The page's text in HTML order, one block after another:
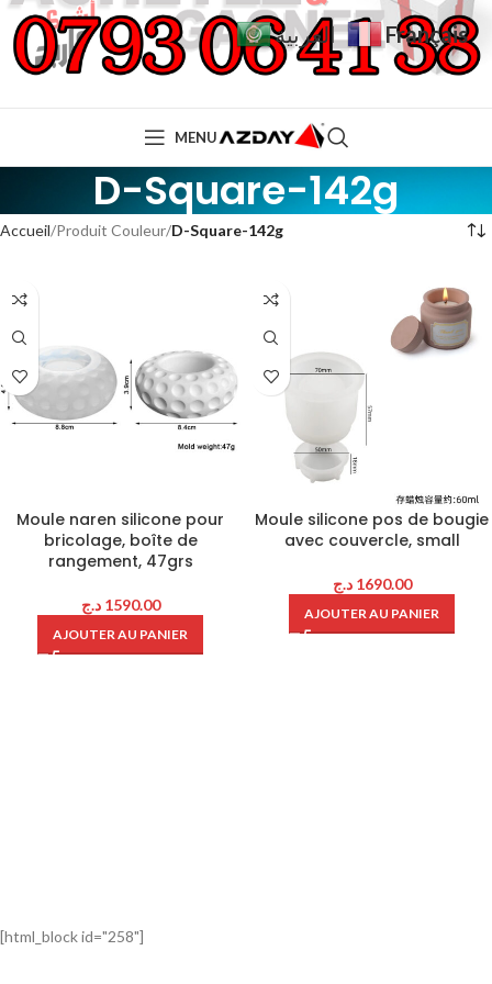
MENU
D-Square-142g
Accueil Produit Couleur D-Square-142g
Moule naren silicone pour
bricolage, boîte de
rangement, 47grs
1590.00 د.ج
AJOUTER AU PANIER
Moule silicone pos de bougie
avec couvercle, small
1690.00 د.ج
AJOUTER AU PANIER
[html_block id="258"]
العربية Français